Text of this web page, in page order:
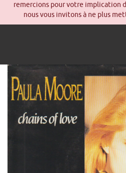
remercions pour votre implication
nous vous invitons à ne plus